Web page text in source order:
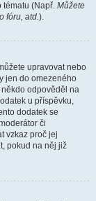
tématu (Např. Můžete
fóru, atd.).
upravovat nebo
jen do omezeného
odpověděl na
u příspěvku,
dodatek se
či
vzkaz proč jej
pokud na něj již